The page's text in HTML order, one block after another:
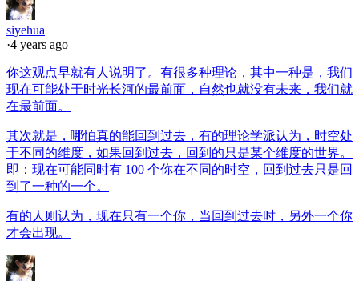
siyehua
·4 years ago
你这观点早就有人说明了。有很多种理论，其中一种是，我们
现在可能处于时光长河的最前面，自然也就没有未来，我们就
在最前面。
其次就是，哪怕真的能回到过去，有的理论学派认为，时空处
于不同的维度，如果回到过去，回到的只是某个维度的世界。
即：现在可能同时有 100 个你在不同的时空，回到过去只是回
到了一种的一个。
有的人则认为，现在只有一个你，当回到过去时，另外一个你
才会出现。